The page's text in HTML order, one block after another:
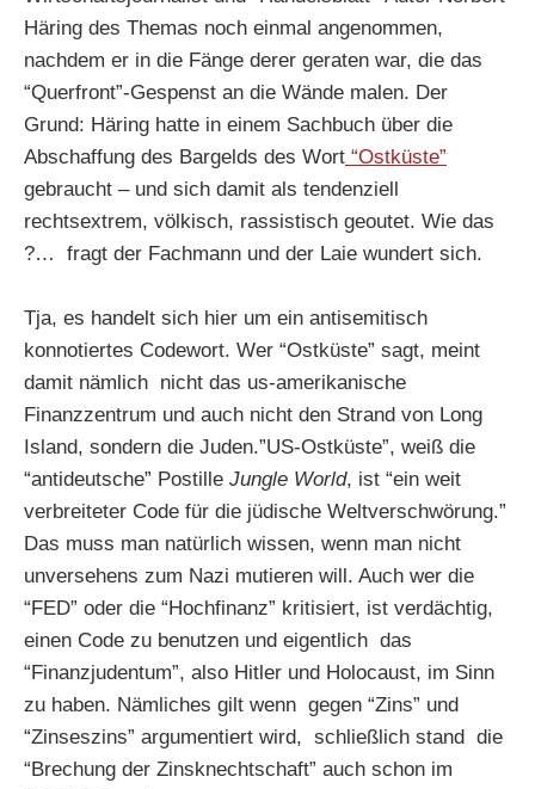
Häring des Themas noch einmal angenommen,
nachdem er in die Fänge derer geraten war, die das
“Querfront”-Gespenst an die Wände malen. Der
Grund: Häring hatte in einem Sachbuch über die
Abschaffung des Bargelds des Wort “Ostküste”
gebraucht – und sich damit als tendenziell
rechtsextrem, völkisch, rassistisch geoutet. Wie das
?… fragt der Fachmann und der Laie wundert sich.
Tja, es handelt sich hier um ein antisemitisch
konnotiertes Codewort. Wer “Ostküste” sagt, meint
damit nämlich nicht das us-amerikanische
Finanzzentrum und auch nicht den Strand von Long
Island, sondern die Juden.”US-Ostküste”, weiß die
“antideutsche” Postille Jungle World, ist “ein weit
verbreiteter Code für die jüdische Weltverschwörung.”
Das muss man natürlich wissen, wenn man nicht
unversehens zum Nazi mutieren will. Auch wer die
“FED” oder die “Hochfinanz” kritisiert, ist verdächtig,
einen Code zu benutzen und eigentlich das
“Finanzjudentum”, also Hitler und Holocaust, im Sinn
zu haben. Nämliches gilt wenn gegen “Zins” und
“Zinseszins” argumentiert wird, schließlich stand die
“Brechung der Zinsknechtschaft” auch schon im